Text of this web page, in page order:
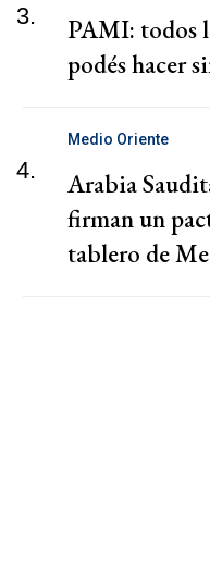
3.
PAMI: todos
podés hacer
4.
Medio Oriente
Arabia
firman un
tablero de